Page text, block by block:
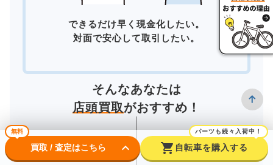
できるだけ早く現金化したい。
対面で安心して取引したい。
そんなあなたは
店頭買取がおすすめ！
無料
買取 / 査定はこちら keyboard_arrow_down shopping_cart
パーツも続々入荷中！
自転車を購入する